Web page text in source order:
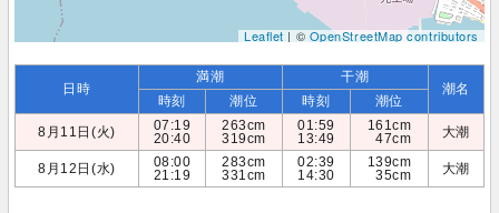
Leaflet| ©OpenStreetMap contributors
日時
満潮 干潮
潮名
時刻 潮位 時刻
潮位
8月11日(火)
07:19
20:40
263cm
319cm
01:59
13:49
161cm
47cm
大潮
8月12日(水)
08:00
21:19
283cm
331cm
02:39
14:30
139cm
35cm
大潮